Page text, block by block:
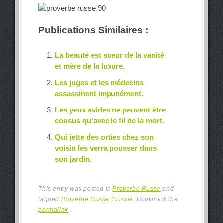
Publications Similaires :
La beauté est soeur de la vanité
et mère de la luxure.
Les juges et les médecins
assassinent impunément.
Les yeux avides ne peuvent être
cousus qu’avec le fil de la mort.
Qui jette des orties chez son
voisin les verra pousser dans
son jardin.
This entry was posted inProverbe Russe and
tagged Proverbe Russe,Russie. Bookmark the
permalink.